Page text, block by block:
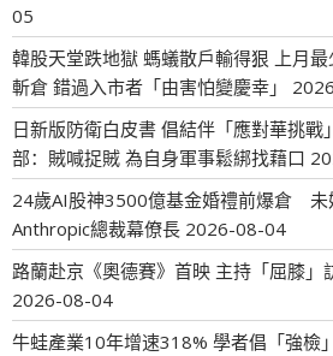
05
韓股天堂跌地獄 螞蟻散戶輸得狠 上月
斬倉 錯過入市者「由害怕變慶幸」
日新版防衛白皮書 倡結伴「應對華挑戰
部：賊喊捉賊 為自身軍事鬆綁找藉口
24歲AI股神3500億基金婚禮前爆倉 未
Anthropic總裁幕僚長 2026-08-04
路蘭赴京《奧德賽》首映 主持「屈膝」
2026-08-04
牛蛙產業10年增速318% 學者倡「強檢